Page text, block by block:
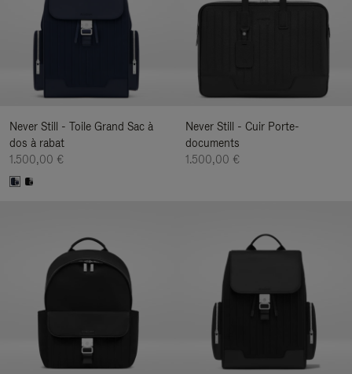
Never Still - Toile Grand Sac à
dos à rabat
1.500,00 €
Never Still - Cuir Porte-
documents
1.500,00 €